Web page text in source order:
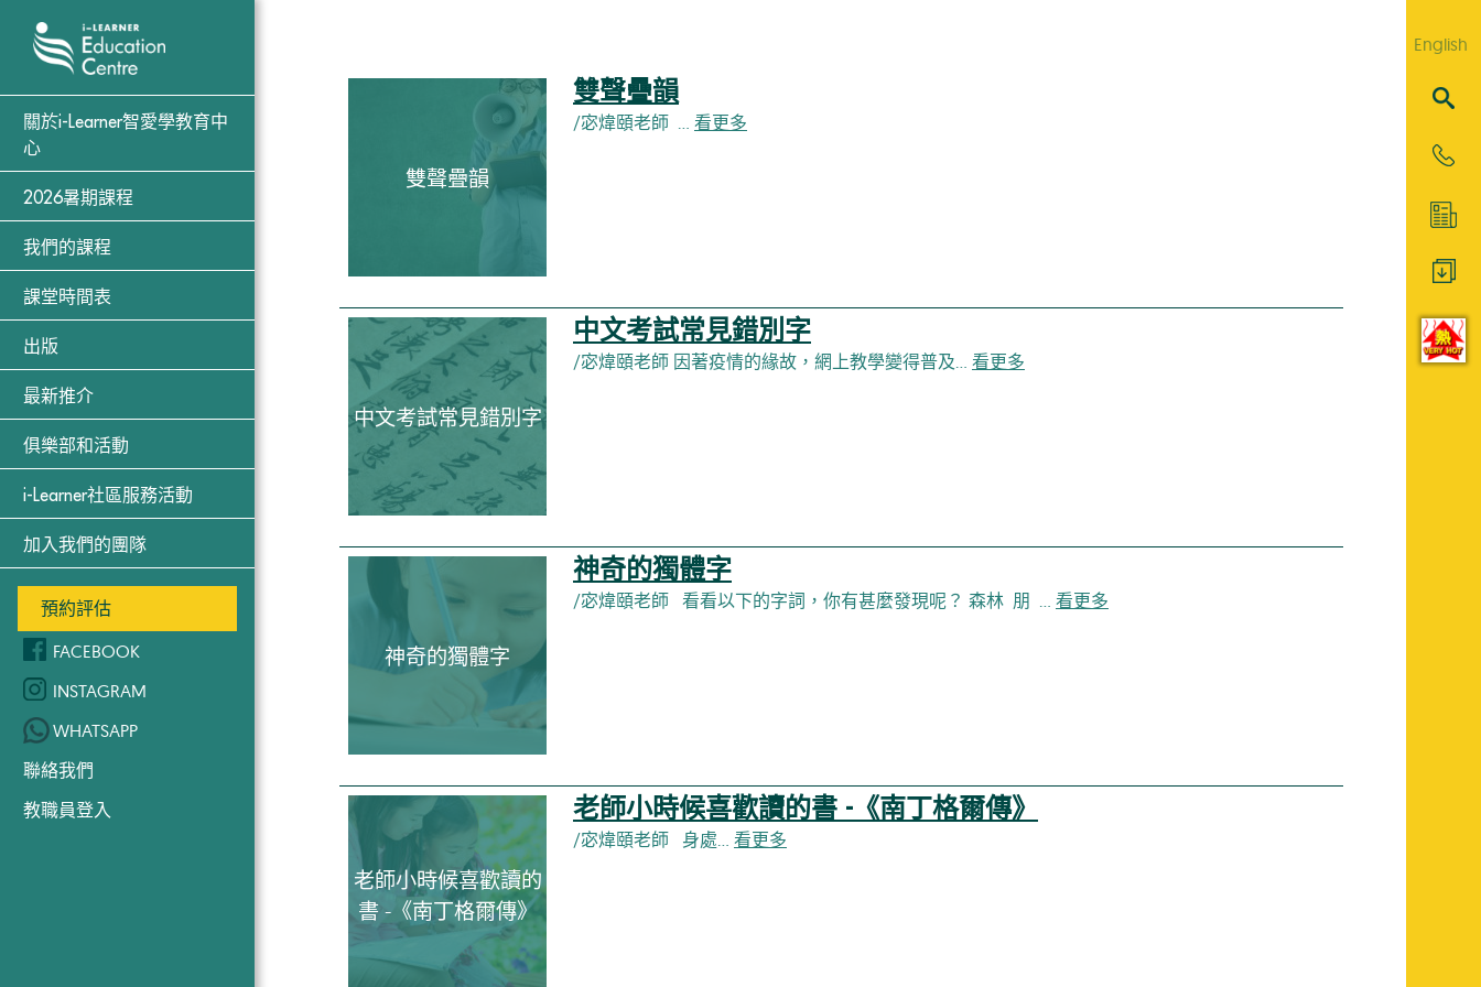
關於i-Learner智愛學教育中
心
2026暑期課程
我們的課程
課堂時間表
出版
最新推介
俱樂部和活動
i-Learner社區服務活動
加入我們的團隊
預約評估
FACEBOOK
INSTAGRAM
WHATSAPP
聯絡我們
教職員登入
雙聲疊韻
雙聲疊韻
/宓煒頤老師 … 看更多
中文考試常見錯別字
中文考試常見錯別字
/宓煒頤老師 因著疫情的緣故，網上教學變得普及… 看更多
神奇的獨體字
神奇的獨體字
/宓煒頤老師 看看以下的字詞，你有甚麼發現呢？ 森林 朋 … 看更多
老師小時候喜歡讀的
書 -《南丁格爾傳》
老師小時候喜歡讀的書 -《南丁格爾傳》
/宓煒頤老師 身處… 看更多
English